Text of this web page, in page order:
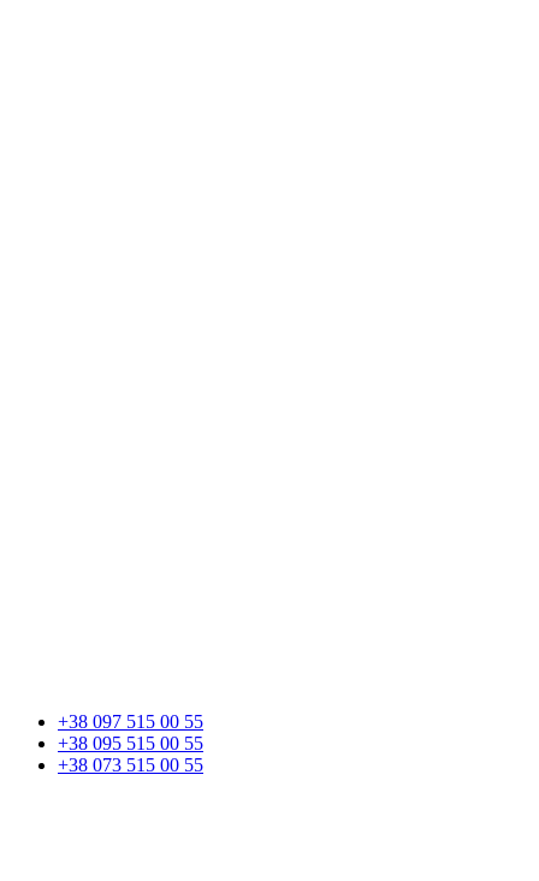
+38 097 515 00 55
+38 095 515 00 55
+38 073 515 00 55